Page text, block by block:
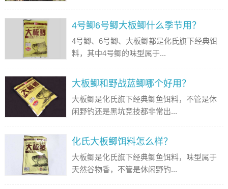
4号鲫6号鲫大板鲫什么季节用？
4号鲫、6号鲫、大板鲫都是化氏旗下经典饵
料，其中4号鲫的味型属于...
大板鲫和野战蓝鲫哪个好用？
大板鲫是化氏旗下经典鲫鱼饵料，不管是休
闲野钓还是黑坑竞技都非常出...
化氏大板鲫饵料怎么样？
大板鲫是化氏旗下经典鲫鱼饵料，味型属于
天然谷物香，不管是休闲野钓...